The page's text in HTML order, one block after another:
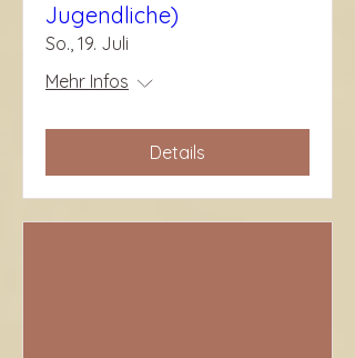
Jugendliche)
So., 19. Juli
Mehr Infos
Details